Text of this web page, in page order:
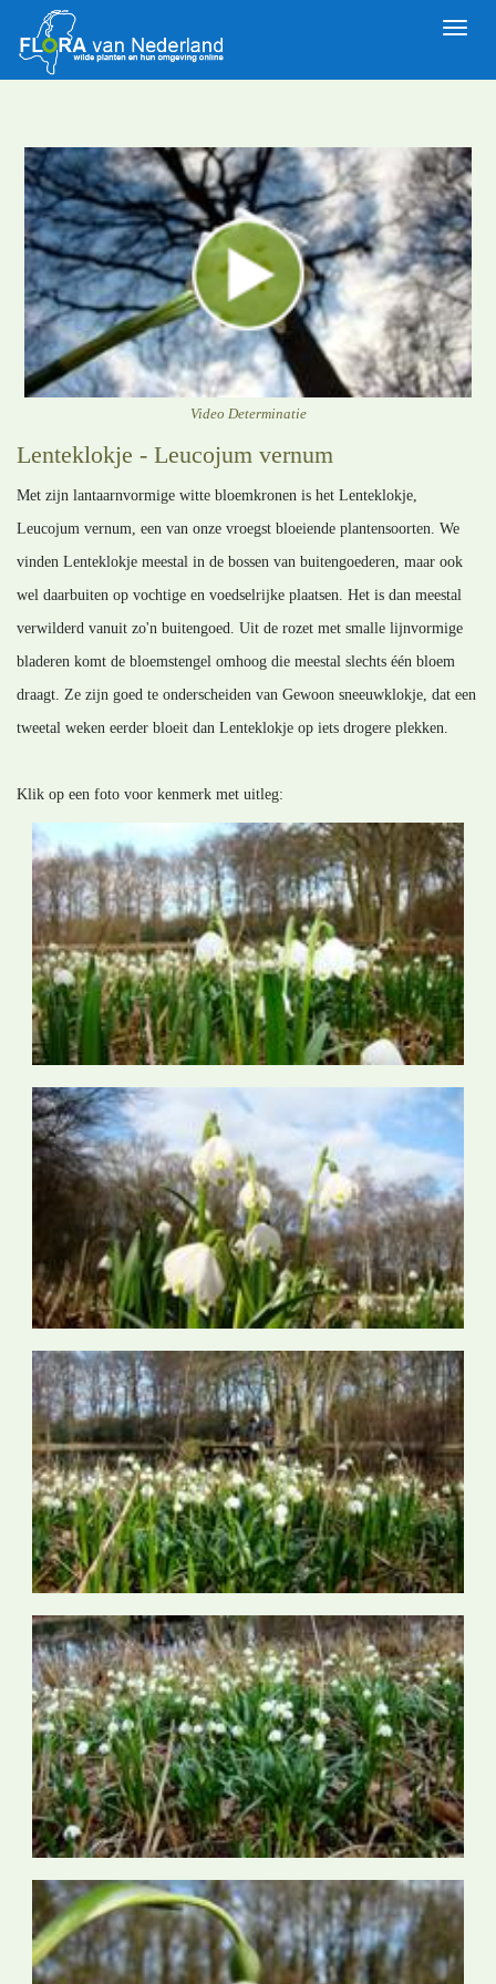
Toggle
Video Determinatie
Lenteklokje - Leucojum vernum
Met zijn lantaarnvormige witte bloemkronen is het Lenteklokje,
Leucojum vernum, een van onze vroegst bloeiende plantensoorten. We
vinden Lenteklokje meestal in de bossen van buitengoederen, maar ook
wel daarbuiten op vochtige en voedselrijke plaatsen. Het is dan meestal
verwilderd vanuit zo'n buitengoed. Uit de rozet met smalle lijnvormige
bladeren komt de bloemstengel omhoog die meestal slechts één bloem
draagt. Ze zijn goed te onderscheiden van Gewoon sneeuwklokje, dat een
tweetal weken eerder bloeit dan Lenteklokje op iets drogere plekken.
Klik op een foto voor kenmerk met uitleg: